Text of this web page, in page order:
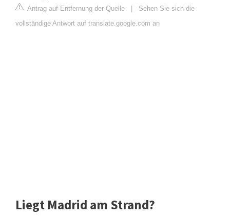
Antrag auf Entfernung der Quelle | Sehen Sie sich die
vollständige Antwort auf translate.google.com an
Liegt Madrid am Strand?